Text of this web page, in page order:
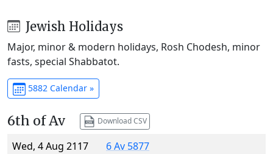
Jewish Holidays
Major, minor & modern holidays, Rosh Chodesh, minor
fasts, special Shabbatot.
5882 Calendar »
6th of Av Download CSV
Wed, 4 Aug 2117
6 Av 5877